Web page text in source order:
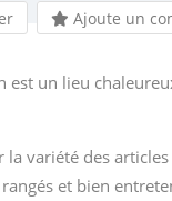
Ajoute un
est un lieu
variété des
et bien